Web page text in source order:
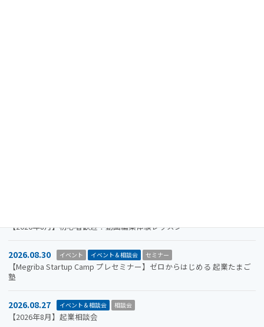
【2026年8月】初心者歓迎！動画編集体験レッスン
2026.08.30 イベント イベント＆相談会 セミナー
【Megriba Startup Camp プレセミナー】ゼロからはじめる 起業たまご
塾
2026.08.27 イベント＆相談会 相談会
【2026年8月】起業相談会